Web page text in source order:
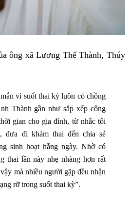
ông xã Lương Thế Thành, Thúy
vì suốt thai kỳ luôn có chồng
Thành gần như sắp xếp công
gian cho gia đình, từ nhắc tôi
đưa đi khám thai đến chia sẻ
sinh hoạt hằng ngày. Nhờ có
thai lần này nhẹ nhàng hơn rất
mà nhiều người gặp đều nhận
rỡ trong suốt thai kỳ”.